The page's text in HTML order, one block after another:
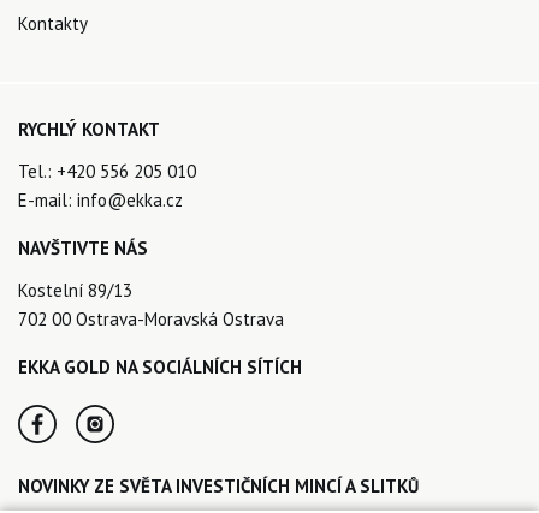
Kontakty
RYCHLÝ KONTAKT
Tel.: +420 556 205 010
E-mail: info@ekka.cz
NAVŠTIVTE NÁS
Kostelní 89/13
702 00 Ostrava-Moravská Ostrava
EKKA GOLD NA SOCIÁLNÍCH SÍTÍCH
NOVINKY ZE SVĚTA INVESTIČNÍCH MINCÍ A SLITKŮ